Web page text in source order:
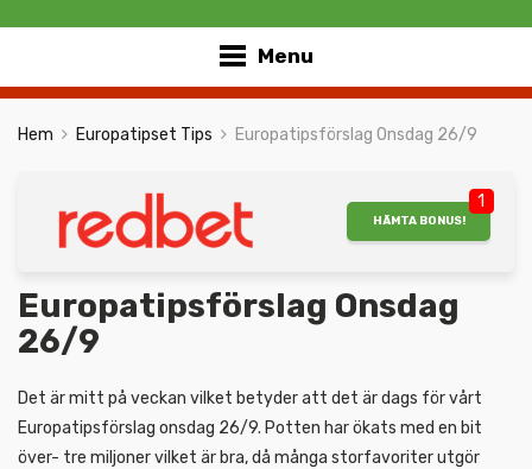
Menu
Hem Europatipset Tips Europatipsförslag Onsdag 26/9
1
HÄMTA BONUS!
Europatipsförslag Onsdag
26/9
Det är mitt på veckan vilket betyder att det är dags för vårt
Europatipsförslag onsdag 26/9. Potten har ökats med en bit
över- tre miljoner vilket är bra, då många storfavoriter utgör